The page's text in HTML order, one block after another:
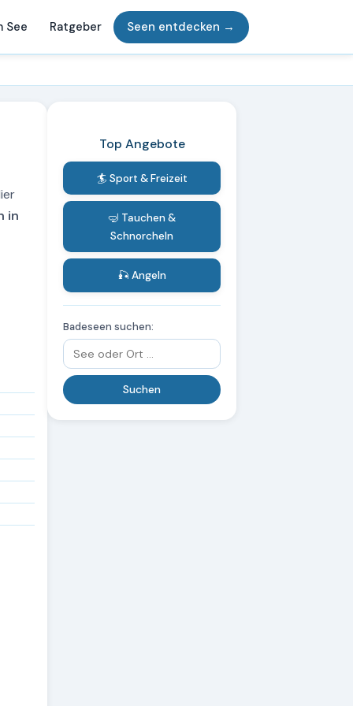
See Ratgeber Seen entdecken →
in
Top Angebote
🏄 Sport & Freizeit
🤿 Tauchen &
Schnorcheln
🎣 Angeln
Badeseen suchen: